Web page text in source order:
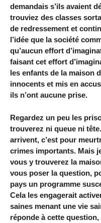
demandais s’ils avaient
trouviez des classes
de redressement et
l’idée que la société
qu’aucun effort
faisant cet effort
les enfants de la maison
innocents et mis en
ils n’ont aucune prise.
Regardez un peu les
trouverez ni queue ni
arrivent, c’est pour
crimes importants. Mais
vous y trouverez la
vous poser la question,
pays un programme
Cela les engagerait
saines menant une vie
réponde à cette